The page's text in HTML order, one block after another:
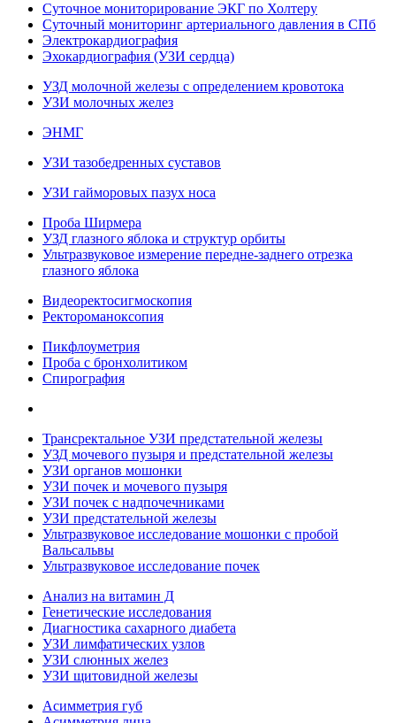
Суточное мониторирование ЭКГ по Холтеру
Суточный мониторинг артериального давления в СПб
Электрокардиография
Эхокардиография (УЗИ сердца)
УЗД молочной железы с определением кровотока
УЗИ молочных желез
ЭНМГ
УЗИ тазобедренных суставов
УЗИ гайморовых пазух носа
Проба Ширмера
УЗД глазного яблока и структур орбиты
Ультразвуковое измерение передне-заднего отрезка
глазного яблока
Видеоректосигмоскопия
Ректороманоксопия
Пикфлоуметрия
Проба с бронхолитиком
Спирография
Трансректальное УЗИ предстательной железы
УЗД мочевого пузыря и предстательной железы
УЗИ органов мошонки
УЗИ почек и мочевого пузыря
УЗИ почек с надпочечниками
УЗИ предстательной железы
Ультразвуковое исследование мошонки с пробой
Вальсальвы
Ультразвуковое исследование почек
Анализ на витамин Д
Генетические исследования
Диагностика сахарного диабета
УЗИ лимфатических узлов
УЗИ слюнных желез
УЗИ щитовидной железы
Асимметрия губ